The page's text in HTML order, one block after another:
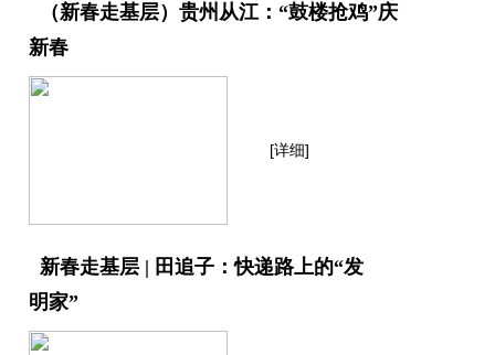
（新春走基层）贵州从江：“鼓楼抢鸡”庆
新春
[详细]
新春走基层 | 田追子：快递路上的“发
明家”